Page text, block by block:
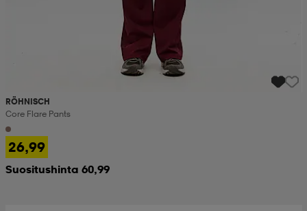
RÖHNISCH
Core Flare Pants
26,99
Suositushinta 60,99